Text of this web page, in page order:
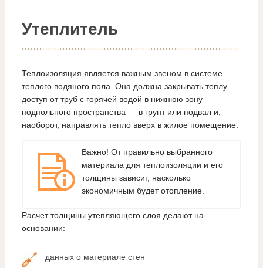
Утеплитель
Теплоизоляция является важным звеном в системе
теплого водяного пола. Она должна закрывать теплу
доступ от труб с горячей водой в нижнюю зону
подпольного пространства — в грунт или подвал и,
наоборот, направлять тепло вверх в жилое помещение.
Важно! От правильно выбранного
материала для теплоизоляции и его
толщины зависит, насколько
экономичным будет отопление.
Расчет толщины утепляющего слоя делают на
основании:
данных о материале стен